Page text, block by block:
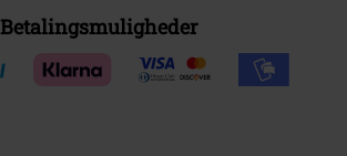
Betalingsmuligheder